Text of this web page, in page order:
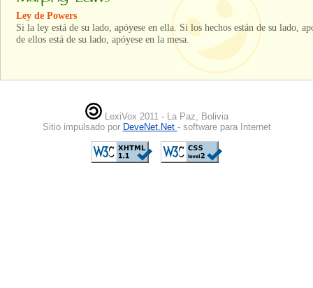
Ley de Powers
Si la ley está de su lado, apóyese en ella. Si los hechos están de su lado,
de ellos está de su lado, apóyese en la mesa.
LexiVox 2011 - La Paz, Bolivia
Sitio impulsado por DeveNet.Net - software para Internet